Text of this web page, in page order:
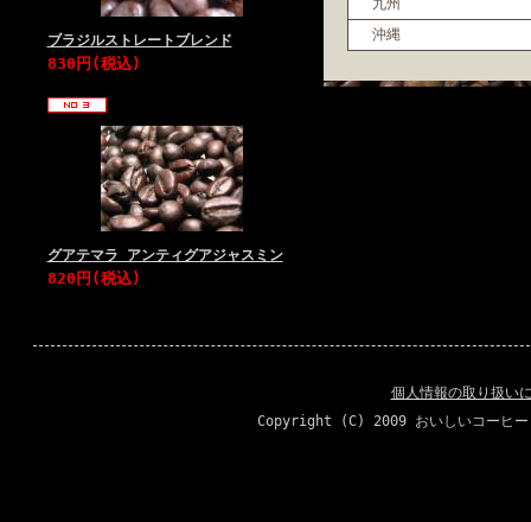
ブラジルストレートブレンド
830円(税込)
グアテマラ アンティグアジャスミン
820円(税込)
九州
沖縄
個人情報の取り扱い
Copyright (C) 2009 おいしいコー